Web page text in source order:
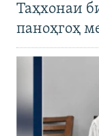
Таҳхонаи
паноҳгоҳ